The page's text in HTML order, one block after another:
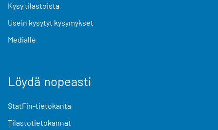
Kysy tilastoista
Usein kysytyt kysymykset
Medialle
Löydä nopeasti
StatFin-tietokanta
Tilastotietokannat